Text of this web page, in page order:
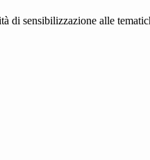
di sensibilizzazione alle